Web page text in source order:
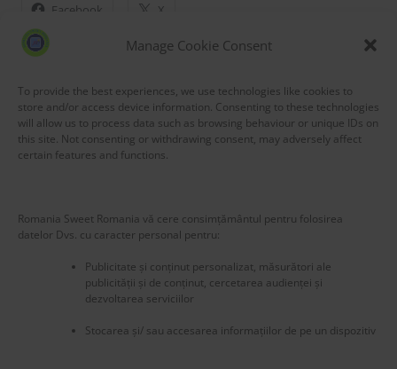
Manage Cookie Consent
To provide the best experiences, we use technologies like cookies to
store and/or access device information. Consenting to these technologies
will allow us to process data such as browsing behaviour or unique IDs on
this site. Not consenting or withdrawing consent, may adversely affect
certain features and functions.
Romania Sweet Romania vă cere consimțământul pentru folosirea
datelor Dvs. cu caracter personal pentru:
Publicitate și conținut personalizat, măsurători ale
publicității și de conținut, cercetarea audienței și
dezvoltarea serviciilor
Stocarea și/ sau accesarea informațiilor de pe un dispozitiv
Facebook X
Loading...